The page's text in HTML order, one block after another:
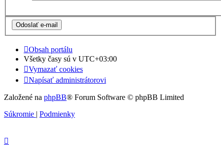
Obsah portálu
Všetky časy sú v UTC+03:00
Vymazať cookies
Napísať administrátorovi
Založené na phpBB® Forum Software © phpBB Limited
Súkromie
Podmienky